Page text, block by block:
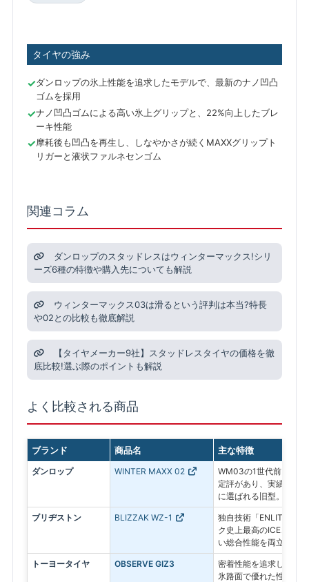
タイヤの強み
ダンロップの氷上性能を追求したモデルで、最新のナノ凹凸
ゴムを採用
ナノ凹凸ゴムによる高い氷上グリップと、22%向上したブレ
ーキ性能
摩耗後も凹凸を再生し、しなやかさが続くMAXXグリップト
リガーと液状ファルネセンゴム
関連コラム
ダンロップのスタッドレスはウィンターマックス!シリ
ーズ6種の特徴や購入先についても解説
ウィンターマックス03は滑るという評判は本当?特長
や02との比較も徹底解説
【タイヤメーカー9社】スタッドレスタイヤの価格を徹
底比較!選ぶ際のポイントも解説
よく比較される商品
ブランド 商品名 主な特徴
ダンロップ WINTER MAXX 02
WM03の1世代前。氷上
定評があり、実績ある
に選ばれる旧型。
ブリヂストン BLIZZAK WZ-1
独自技術「ENLITEN」
ク史上最高のICEコント
い総合性能を両立した
トーヨータイヤ OBSERVE GIZ3
密着性能を追求したプ
氷路面で優れた性能を